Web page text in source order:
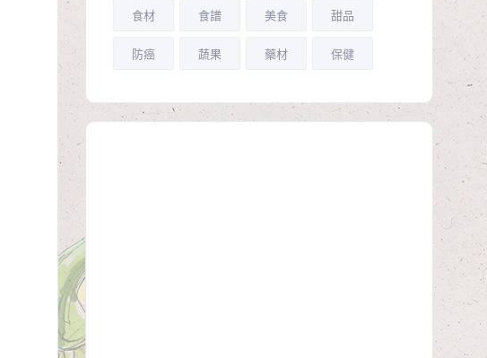
食材 食譜 美食 甜品
防癌 蔬果 藥材 保健